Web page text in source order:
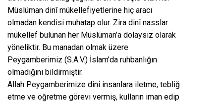
Müslüman dinî mükellefiyetlerine hiç aracı
olmadan kendisi muhatap olur. Zira dinî nasslar
mükellef bulunan her Müslüman’a dolaysız olarak
yöneliktir. Bu manadan olmak üzere
Peygamberimiz (S.A.V.) İslam’da ruhbanlığın
olmadığını bildirmiştir.
Allah Peygamberimize dini insanlara iletme, tebliğ
etme ve öğretme görevi vermiş, kulların iman edip